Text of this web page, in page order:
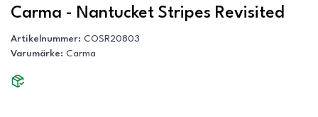
Carma - Nantucket Stripes Revisited
Artikelnummer: COSR20803
Varumärke: Carma